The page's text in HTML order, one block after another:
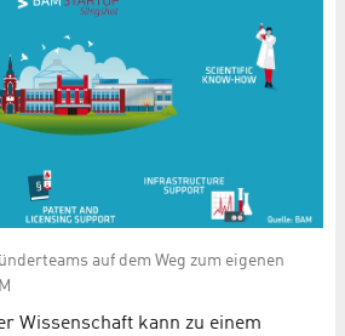
auf dem Weg zum eigenen
Wissenschaft kann zu einem